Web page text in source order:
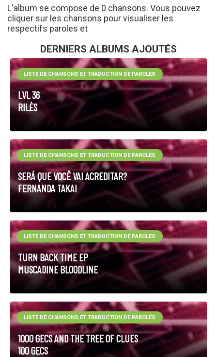
L'album se compose de 0 chansons. Vous pouvez
cliquer sur les chansons pour visualiser les
respectifs paroles et
DERNIERS ALBUMS AJOUTÉS
LVL 36
RILÈS
LISTE DE CHANSONS ET TRADUCTION DE PAROLES
SERÁ QUE VOCÊ VAI ACREDITAR?
FERNANDA TAKAI
LISTE DE CHANSONS ET TRADUCTION DE PAROLES
TURN BACK TIME EP
MUSCADINE BLOODLINE
LISTE DE CHANSONS ET TRADUCTION DE PAROLES
1000 GECS AND THE TREE OF CLUES
100 GECS
LISTE DE CHANSONS ET TRADUCTION DE PAROLES